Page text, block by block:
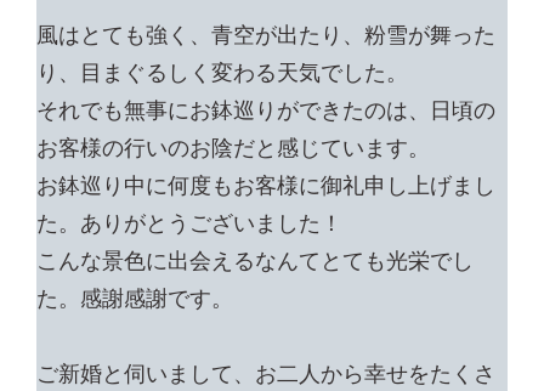
風はとても強く、青空が出たり、粉雪が舞った
り、目まぐるしく変わる天気でした。
それでも無事にお鉢巡りができたのは、日頃の
お客様の行いのお陰だと感じています。
お鉢巡り中に何度もお客様に御礼申し上げまし
た。ありがとうございました！
こんな景色に出会えるなんてとても光栄でし
た。感謝感謝です。
ご新婚と伺いまして、お二人から幸せをたくさ